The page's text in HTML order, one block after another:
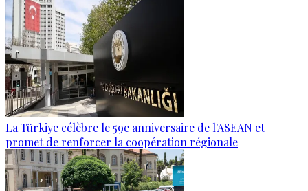
La Türkiye célèbre le 59e anniversaire de l'ASEAN et
promet de renforcer la coopération régionale